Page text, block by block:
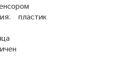
пластик